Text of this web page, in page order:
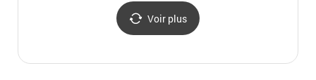
Voir plus